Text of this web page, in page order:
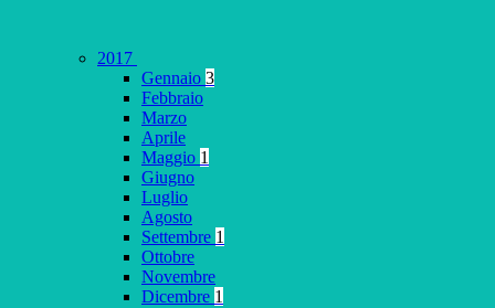
2017
Gennaio 3
Febbraio
Marzo
Aprile
Maggio 1
Giugno
Luglio
Agosto
Settembre 1
Ottobre
Novembre
Dicembre 1